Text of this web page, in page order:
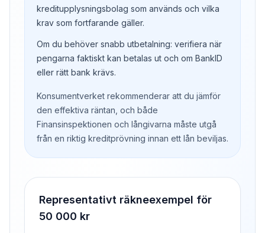
kreditupplysningsbolag som används och vilka
krav som fortfarande gäller.
Om du behöver snabb utbetalning: verifiera när
pengarna faktiskt kan betalas ut och om BankID
eller rätt bank krävs.
Konsumentverket rekommenderar att du jämför
den effektiva räntan, och både
Finansinspektionen och långivarna måste utgå
från en riktig kreditprövning innan ett lån beviljas.
Representativt räkneexempel för
50 000 kr